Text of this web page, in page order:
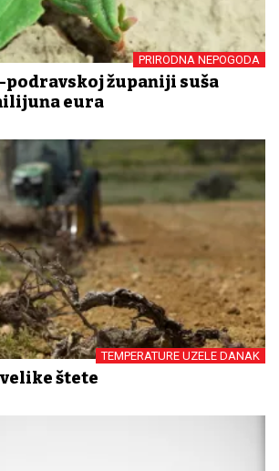
PRIRODNA NEPOGODA
županiji suša
eura
TEMPERATURE UZELE DANAK
štete